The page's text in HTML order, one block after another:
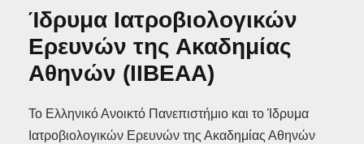
Ίδρυμα Ιατροβιολογικών
Ερευνών της Ακαδημίας
Αθηνών (ΙΙΒΕΑΑ)
Το Ελληνικό Ανοικτό Πανεπιστήμιο και το Ίδρυμα
Ιατροβιολογικών Ερευνών της Ακαδημίας Αθηνών